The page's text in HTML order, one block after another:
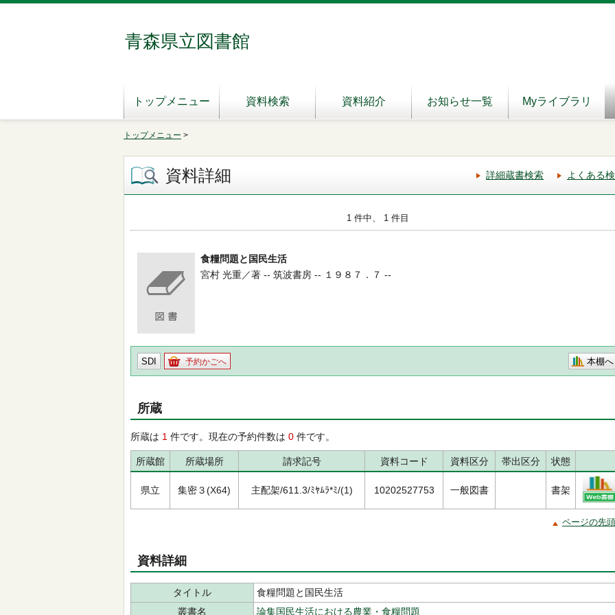
青森県立図書館
トップメニュー 資料検索 資料紹介 お知らせ一覧 Myライブラリ
トップメニュー >
資料詳細 詳細蔵書検索 よくある
1 件中、 1 件目
食糧問題と国民生活
宮村 光重／著 -- 筑波書房 -- １９８７．７ --
SDI 予約かごへ 本棚へ
所蔵
所蔵は 1 件です。現在の予約件数は 0 件です。
所蔵館 所蔵場所 請求記号 資料コード 資料区分 帯出区分 状態
県立 集密３(X64) 主配架/611.3/ﾐﾔﾑﾗ*ﾐ/(1) 10202527753 一般図書 書架
ページの先
資料詳細
タイトル
食糧問題と国民生活
叢書名
論集国民生活における農業・食糧問題